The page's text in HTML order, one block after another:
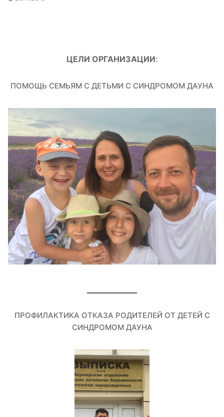
ЦЕЛИ ОРГАНИЗАЦИИ:
ПОМОЩЬ СЕМЬЯМ С ДЕТЬМИ С СИНДРОМОМ ДАУНА
ПРОФИЛАКТИКА ОТКАЗА РОДИТЕЛЕЙ ОТ ДЕТЕЙ С
СИНДРОМОМ ДАУНА